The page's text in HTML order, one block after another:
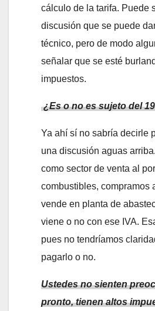
cálculo de la tarifa. Puede
discusión que se puede
técnico, pero de modo
señalar que se esté
impuestos.
¿Es o no es sujeto del
Ya ahí sí no sabría decirle
una discusión aguas
como sector de venta al
combustibles, compramos
vende en planta de
viene o no con ese IVA.
pues no tendríamos
pagarlo o no.
Ustedes no sienten
pronto, tienen altos